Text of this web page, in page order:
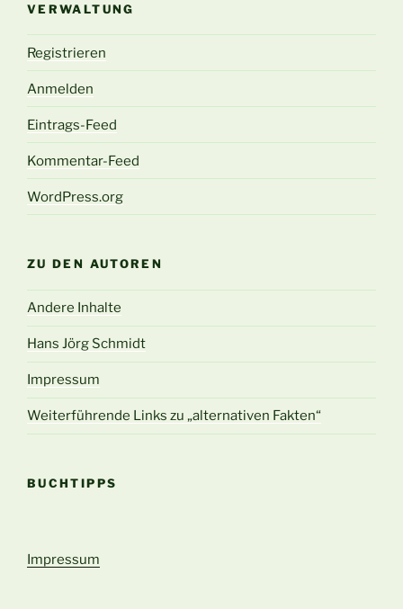
VERWALTUNG
Registrieren
Anmelden
Eintrags-Feed
Kommentar-Feed
WordPress.org
ZU DEN AUTOREN
Andere Inhalte
Hans Jörg Schmidt
Impressum
Weiterführende Links zu „alternativen Fakten“
BUCHTIPPS
Impressum